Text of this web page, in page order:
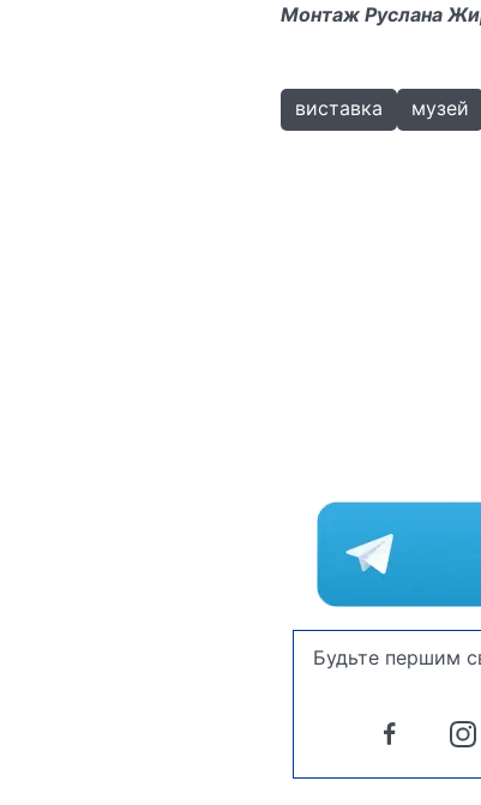
Монтаж Руслана
виставка музей
Будьте першим